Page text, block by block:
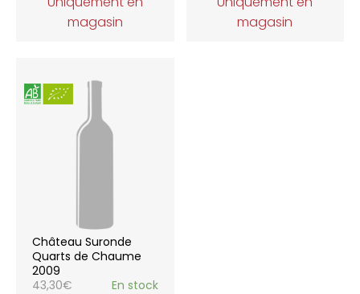
magasin
magasin
Château Suronde
Quarts de Chaume
2009
43,30€ En stock